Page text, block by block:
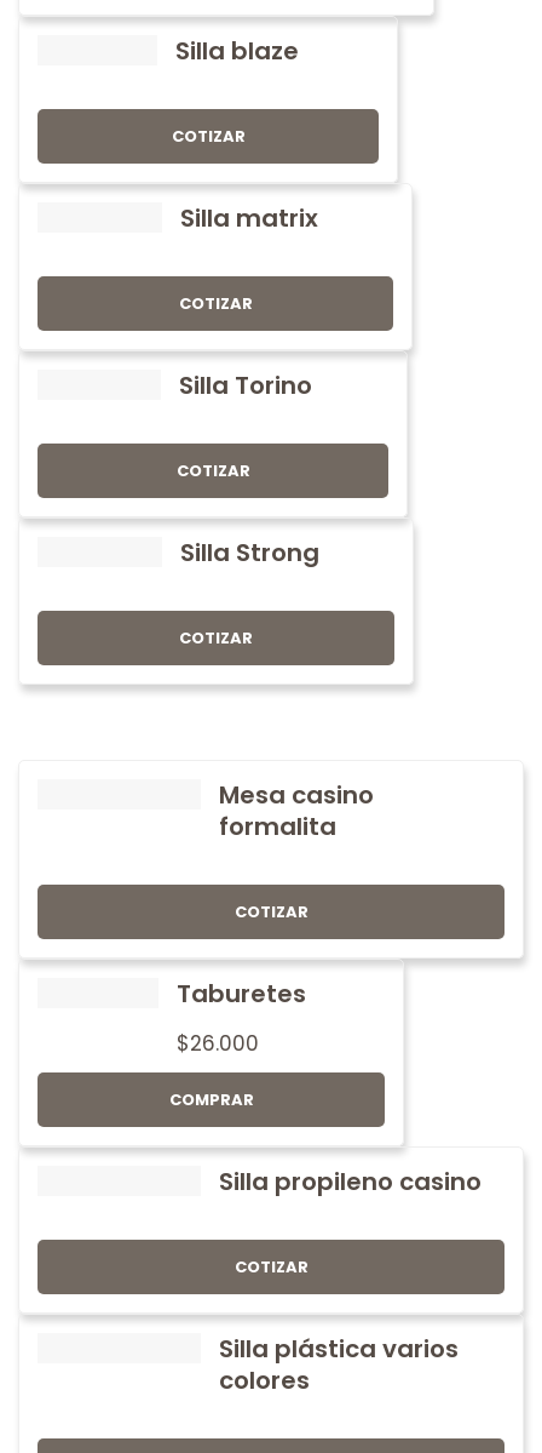
Silla blaze
COTIZAR
Silla matrix
COTIZAR
Silla Torino
COTIZAR
Silla Strong
COTIZAR
Mesa casino
formalita
COTIZAR
Taburetes
$26.000
COMPRAR
Silla propileno casino
COTIZAR
Silla plástica varios
colores